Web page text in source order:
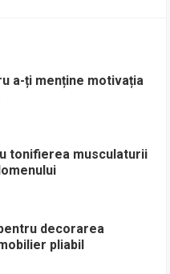
a-ți menține motivația
tonifierea musculaturii
decorarea
pliabil